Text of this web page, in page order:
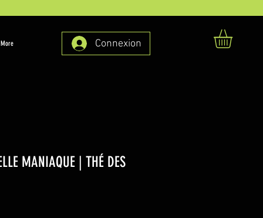
More Connexion
MANIAQUE | THÉ DES